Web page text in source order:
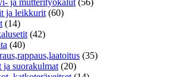
ja mutterityökalut (56)
ja leikkurit (60)
(14)
(42)
(40)
(35)
ja suorakulmat (20)